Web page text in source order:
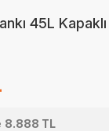
45L
8.888 TL